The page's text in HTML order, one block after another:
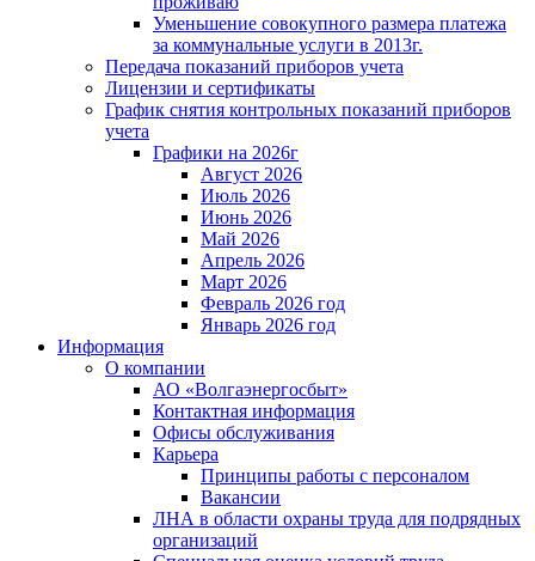
Уменьшение совокупного размера платежа
за коммунальные услуги в 2013г.
Передача показаний приборов учета
Лицензии и сертификаты
График снятия контрольных показаний приборов
учета
Графики на 2026г
Август 2026
Июль 2026
Июнь 2026
Май 2026
Апрель 2026
Март 2026
Февраль 2026 год
Январь 2026 год
Информация
О компании
АО «Волгаэнергосбыт»
Контактная информация
Офисы обслуживания
Карьера
Принципы работы с персоналом
Вакансии
ЛНА в области охраны труда для подрядных
организаций